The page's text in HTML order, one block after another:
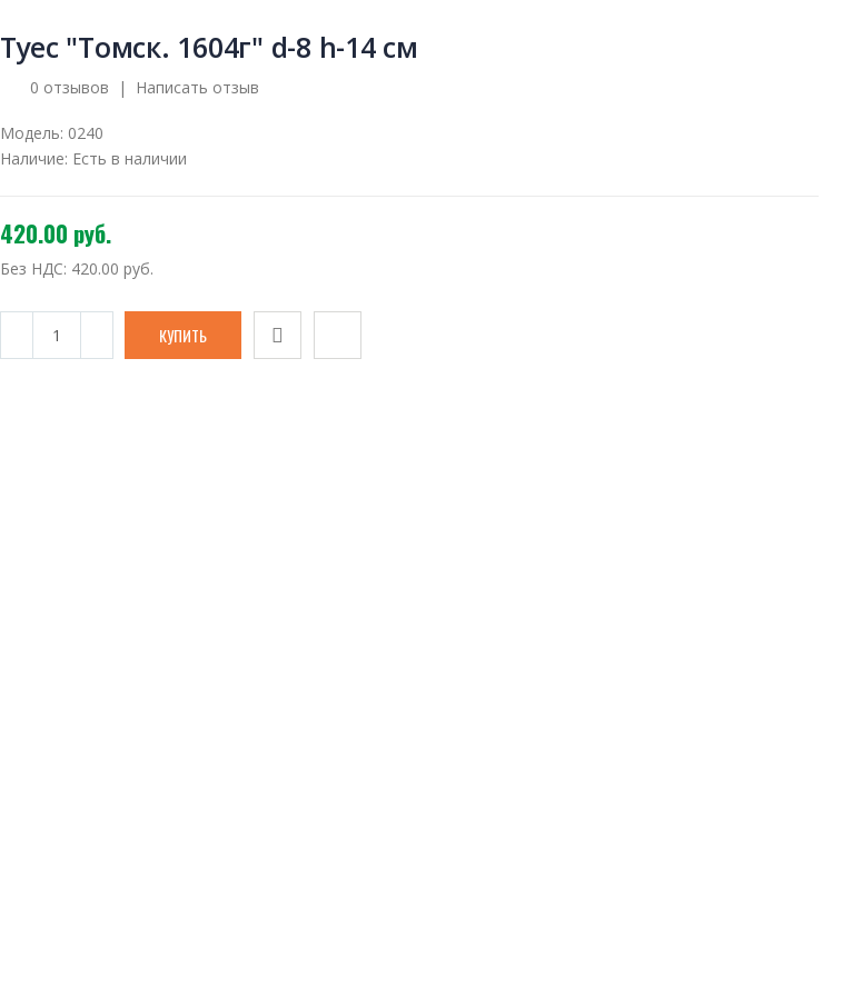
Туес "Томск. 1604г" d-8 h-14 см
0 отзывов | Написать отзыв
Модель: 0240
Наличие: Есть в наличии
420.00 руб.
Без НДС: 420.00 руб.